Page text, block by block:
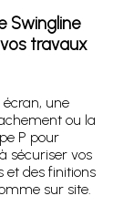
Swingline
travaux
une
ou la
P pour
sécuriser vos
et des finitions
sur site.